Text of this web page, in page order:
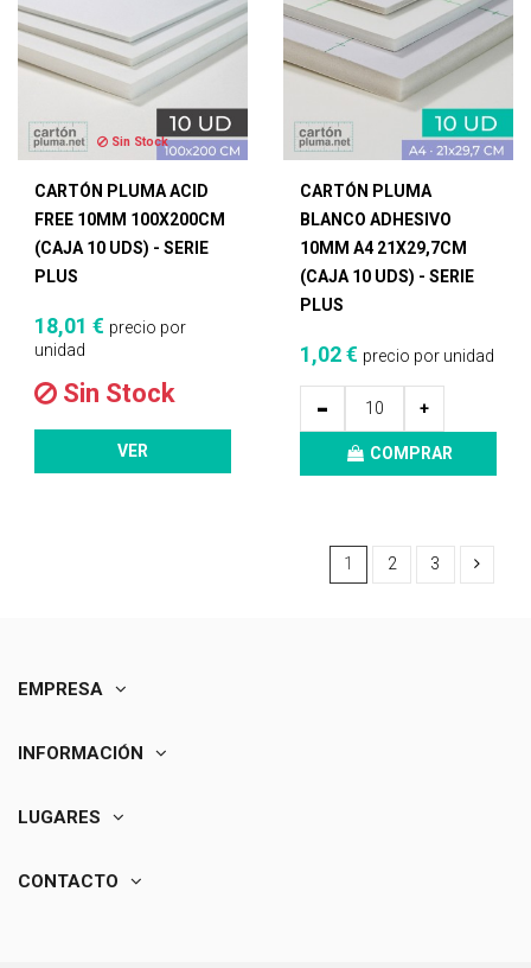
Sin Stock
CARTÓN PLUMA ACID
FREE 10MM 100X200CM
(CAJA 10 UDS) - SERIE
PLUS
18,01 € precio por
unidad
Sin Stock
VER
CARTÓN PLUMA
BLANCO ADHESIVO
10MM A4 21X29,7CM
(CAJA 10 UDS) - SERIE
PLUS
1,02 € precio por unidad
+
-
COMPRAR
1 2 3
EMPRESA
INFORMACIÓN
LUGARES
CONTACTO